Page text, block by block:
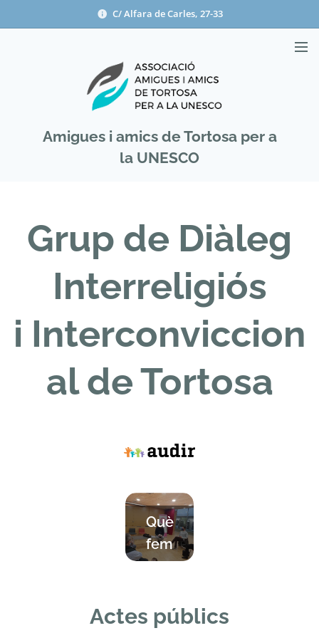
C/ Alfara de Carles, 27-33
Amigues i amics de Tortosa per a
la UNESCO
Grup de Diàleg
Interreligiós
i Interconviccion
al de Tortosa
Què
fem
Actes públics